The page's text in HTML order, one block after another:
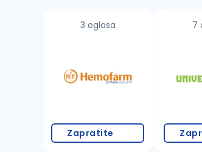
3 oglasa
Zapratite
7